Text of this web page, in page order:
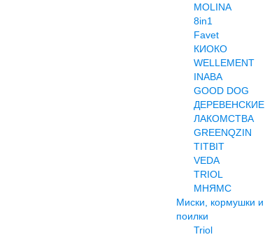
MOLINA
8in1
Favet
КИОКО
WELLEMENT
INABA
GOOD DOG
ДЕРЕВЕНСКИЕ
ЛАКОМСТВА
GREENQZIN
TITBIT
VEDA
TRIOL
МНЯМС
Миски, кормушки и
поилки
Triol